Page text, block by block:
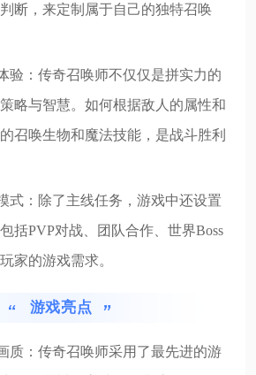
断，来定制属于自己的独特召唤
验：传奇召唤师不仅仅是拼实力的
略与智慧。如何根据敌人的属性和
召唤生物和魔法技能，是战斗胜利
式：除了主线任务，游戏中还设置
括PVP对战、团队合作、世界Boss
家的游戏需求。
游戏亮点
质：传奇召唤师采用了最先进的游